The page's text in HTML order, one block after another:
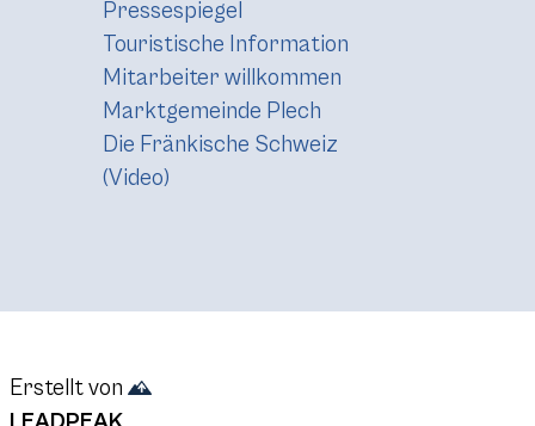
Pressespiegel
Touristische Information
Mitarbeiter willkommen
Marktgemeinde Plech
Die Fränkische Schweiz
(Video)
Erstellt von